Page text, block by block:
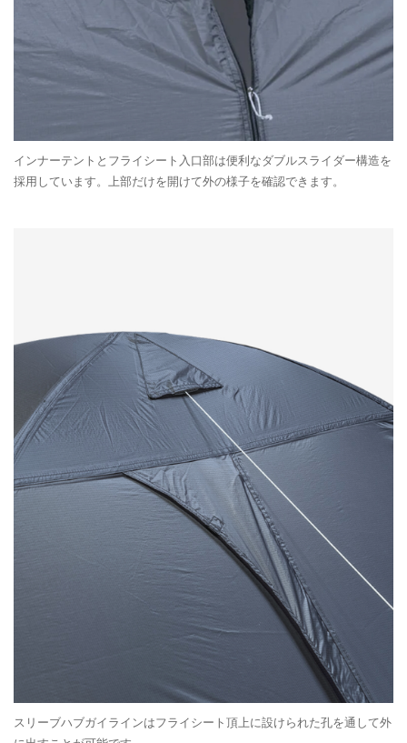
インナーテントとフライシート入口部は便利なダブルスライダー構造を
採用しています。上部だけを開けて外の様子を確認できます。
スリーブハブガイラインはフライシート頂上に設けられた孔を通して外